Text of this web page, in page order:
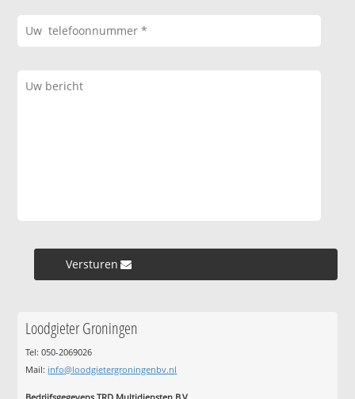
Versturen »
Loodgieter Groningen
Tel: 050-2069026
Mail: info@loodgietergroningenbv.nl